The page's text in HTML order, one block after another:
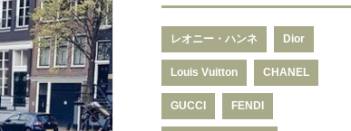
レオニー・ハンネ Dior
Louis Vuitton CHANEL
GUCCI FENDI